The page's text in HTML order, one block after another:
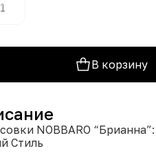
В корзину
NOBBARO
Стиль